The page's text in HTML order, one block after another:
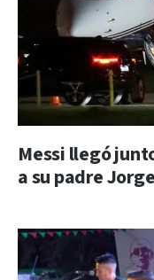
Messi llegó
a su padre Jorge